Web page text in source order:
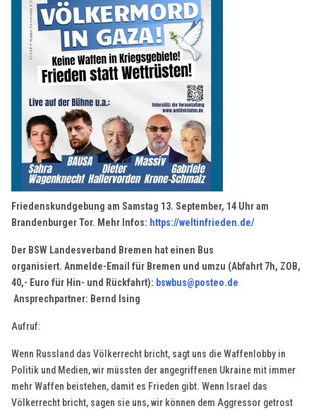
Friedenskundgebung am Samstag 13. September, 14 Uhr am
Brandenburger Tor. Mehr Infos: https://weltinfrieden.de/
Der BSW Landesverband Bremen hat einen Bus
organisiert. Anmelde-Email für Bremen und umzu (Abfahrt 7h, ZOB,
40,- Euro für Hin- und Rückfahrt): bswbus@posteo.de
Ansprechpartner: Bernd Ising
Aufruf:
Wenn Russland das Völkerrecht bricht, sagt uns die Waffenlobby in
Politik und Medien, wir müssten der angegriffenen Ukraine mit immer
mehr Waffen beistehen, damit es Frieden gibt. Wenn Israel das
Völkerrecht bricht, sagen sie uns, wir können dem Aggressor getrost